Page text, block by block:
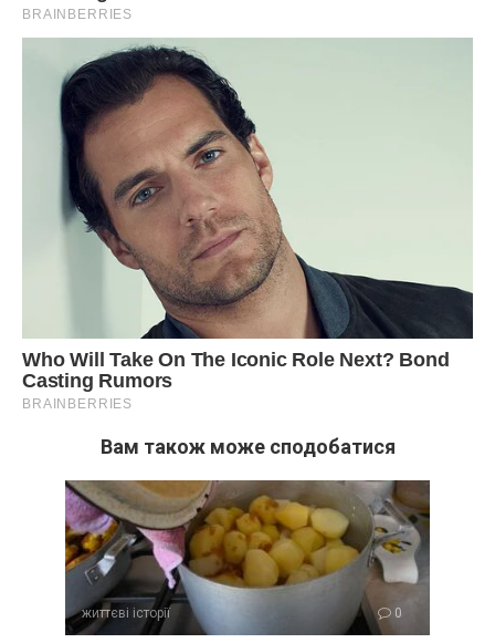
Вам також може сподобатися
життєві історії 0